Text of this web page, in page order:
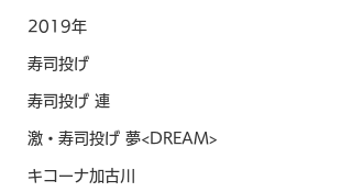
2019年
寿司投げ
寿司投げ 連
激・寿司投げ 夢<DREAM>
キコーナ加古川